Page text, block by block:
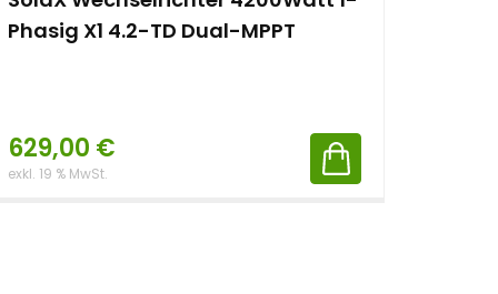
Phasig X1 4.2-TD Dual-MPPT
629,00 €
exkl. 19 % MwSt.